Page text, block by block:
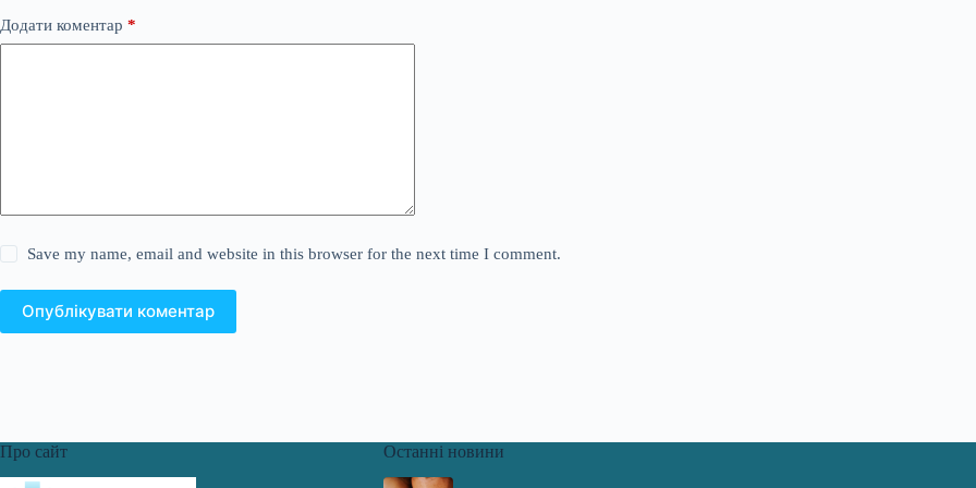
Додати коментар *
Save my name, email and website in this browser for the next time I comment.
Опублікувати коментар
Про сайт Останні новини